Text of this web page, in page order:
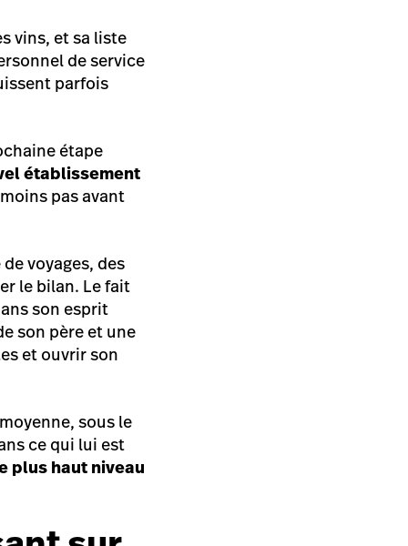
vins, et sa liste
de service
parfois
étape
établissement
pas avant
voyages, des
le bilan. Le fait
son esprit
son père et une
et ouvrir son
sous le
ce qui lui est
plus haut niveau